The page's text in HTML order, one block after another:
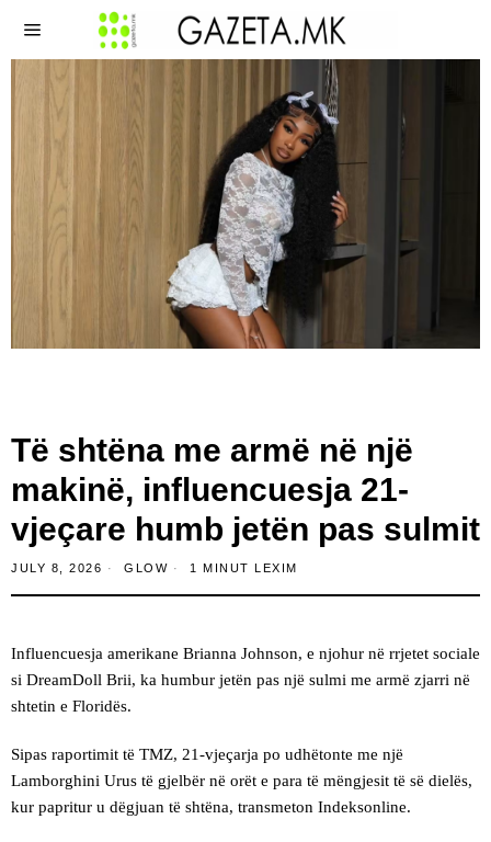
Të shtëna me armë në një
makinë, influencuesja 21-
vjeçare humb jetën pas sulmit
JULY 8, 2026 GLOW 1 MINUT LEXIM
Influencuesja amerikane Brianna Johnson, e njohur në rrjetet sociale
si DreamDoll Brii, ka humbur jetën pas një sulmi me armë zjarri në
shtetin e Floridës.
Sipas raportimit të TMZ, 21-vjeçarja po udhëtonte me një
Lamborghini Urus të gjelbër në orët e para të mëngjesit të së dielës,
kur papritur u dëgjuan të shtëna, transmeton Indeksonline.